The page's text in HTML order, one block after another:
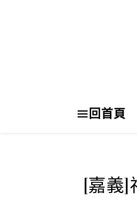
回首頁
[嘉義]